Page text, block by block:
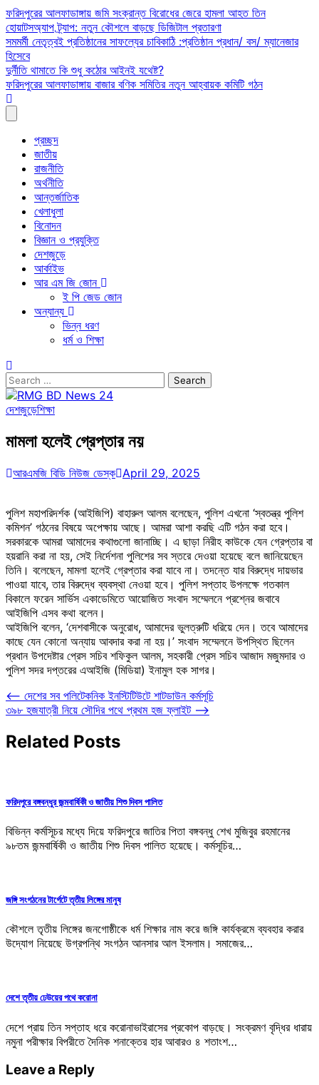
Skip
to
content
ফরিদপুরের আলফাডাঙ্গায় জমি সংক্রান্ত বিরোধের জেরে হামলা আহত তিন
হোয়াটসঅ্যাপ ট্র্যাপ: নতুন কৌশলে বাড়ছে ডিজিটাল প্রতারণা
সমমর্মী নেতৃত্বই প্রতিষ্ঠানের সাফল্যের চাবিকাঠি :প্রতিষ্ঠান প্রধান/ বস/ ম্যানেজার
হিসেবে
দুর্নীতি থামাতে কি শুধু কঠোর আইনই যথেষ্ট?
ফরিদপুরের আলফাডাঙ্গায় বাজার বণিক সমিতির নতুন আহ্বায়ক কমিটি গঠন
প্রচ্ছদ
জাতীয়
রাজনীতি
অর্থনীতি
আন্তর্জাতিক
খেলাধুলা
বিনোদন
বিজ্ঞান ও প্রযুক্তি
দেশজুড়ে
আর্কাইভ
আর এম জি জোন
ই পি জেড জোন
অন্যান্য
ভিন্ন ধরণ
ধর্ম ও শিক্ষা
Search
for:
দেশজুড়েশিক্ষা
মামলা হলেই গ্রেপ্তার নয়
আরএমজি বিডি নিউজ ডেস্ক April 29, 2025
পুলিশ মহাপরিদর্শক (আইজিপি) বাহারুল আলম বলেছেন, পুলিশ এখনো ‘স্বতন্ত্র পুলিশ
কমিশন’ গঠনের বিষয়ে অপেক্ষায় আছে। আমরা আশা করছি এটি গঠন করা হবে।
সরকারকে আমরা আমাদের কথাগুলো জানাচ্ছি। এ ছাড়া নিরীহ কাউকে যেন গ্রেপ্তার বা
হয়রানি করা না হয়, সেই নির্দেশনা পুলিশের সব স্তরে দেওয়া হয়েছে বলে জানিয়েছেন
তিনি। বলেছেন, মামলা হলেই গ্রেপ্তার করা যাবে না। তদন্তে যার বিরুদ্ধে দায়ভার
পাওয়া যাবে, তার বিরুদ্ধে ব্যবস্থা নেওয়া হবে। পুলিশ সপ্তাহ উপলক্ষে গতকাল
বিকালে ফরেন সার্ভিস একাডেমিতে আয়োজিত সংবাদ সম্মেলনে প্রশ্নের জবাবে
আইজিপি এসব কথা বলেন।
আইজিপি বলেন, ‘দেশবাসীকে অনুরোধ, আমাদের ভুলত্রুটি ধরিয়ে দেন। তবে আমাদের
কাছে যেন কোনো অন্যায় আবদার করা না হয়।’ সংবাদ সম্মেলনে উপস্থিত ছিলেন
প্রধান উপদেষ্টার প্রেস সচিব শফিকুল আলম, সহকারী প্রেস সচিব আজাদ মজুমদার ও
পুলিশ সদর দপ্তরের এআইজি (মিডিয়া) ইনামুল হক সাগর।
Post
navigation
⟵ দেশের সব পলিটেকনিক ইনস্টিটিউটে শাটডাউন কর্মসূচি
৩৯৮ হজযাত্রী নিয়ে সৌদির পথে প্রথম হজ ফ্লাইট ⟶
Related Posts
ফরিদপুরে বঙ্গবন্ধুর জন্মবার্ষিকী ও জাতীয় শিশু দিবস পালিত
বিভিন্ন কর্মসূিচর মধ্যে দিয়ে ফরিদপুরে জাতির পিতা বঙ্গবন্ধু শেখ মুজিবুর রহমানের
৯৮তম জন্মবার্ষিকী ও জাতীয় শিশু দিবস পালিত হয়েছে। কর্মসূচির…
জঙ্গি সংগঠনের টার্গেটে তৃতীয় লিঙ্গের মানুষ
কৌশলে তৃতীয় লিঙ্গের জনগোষ্ঠীকে ধর্ম শিক্ষার নাম করে জঙ্গি কার্যক্রমে ব্যবহার করার
উদ্যোগ নিয়েছে উগ্রপন্থি সংগঠন আনসার আল ইসলাম। সমাজের…
দেশে তৃতীয় ঢেউয়ের পথে করোনা
দেশে প্রায় তিন সপ্তাহ ধরে করোনাভাইরাসের প্রকোপ বাড়ছে। সংক্রমণ বৃদ্ধির ধারায়
নমুনা পরীক্ষার বিপরীতে দৈনিক শনাক্তের হার আবারও ৪ শতাংশ…
Leave a Reply